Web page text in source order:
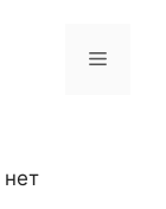
Меню